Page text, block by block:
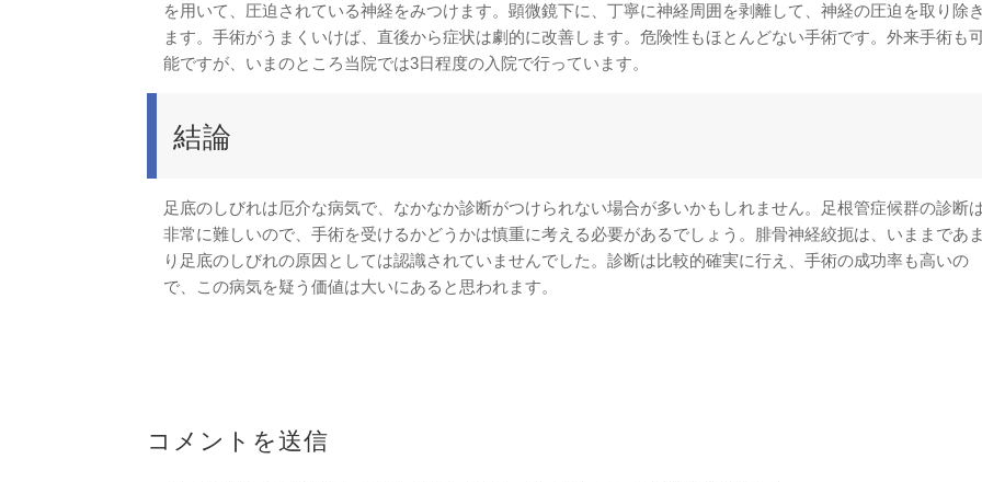
を用いて、圧迫されている神経をみつけます。顕微鏡下に、丁寧に神経周囲を剥離して、神経の圧迫を取り除
ます。手術がうまくいけば、直後から症状は劇的に改善します。危険性もほとんどない手術です。外来手術も
能ですが、いまのところ当院では3日程度の入院で行っています。
結論
足底のしびれは厄介な病気で、なかなか診断がつけられない場合が多いかもしれません。足根管症候群の診断
非常に難しいので、手術を受けるかどうかは慎重に考える必要があるでしょう。腓骨神経絞扼は、いままであ
り足底のしびれの原因としては認識されていませんでした。診断は比較的確実に行え、手術の成功率も高いの
で、この病気を疑う価値は大いにあると思われます。
コメントを送信